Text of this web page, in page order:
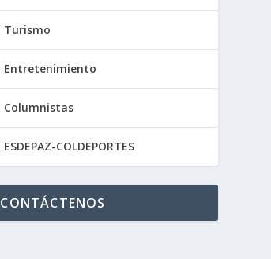
Turismo
Entretenimiento
Columnistas
ESDEPAZ-COLDEPORTES
CONTÁCTENOS